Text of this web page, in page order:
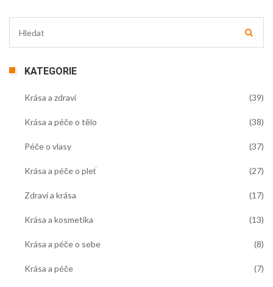
KATEGORIE
Krása a zdraví (39)
Krása a péče o tělo (38)
Péče o vlasy (37)
Krása a péče o pleť (27)
Zdraví a krása (17)
Krása a kosmetika (13)
Krása a péče o sebe (8)
Krása a péče (7)